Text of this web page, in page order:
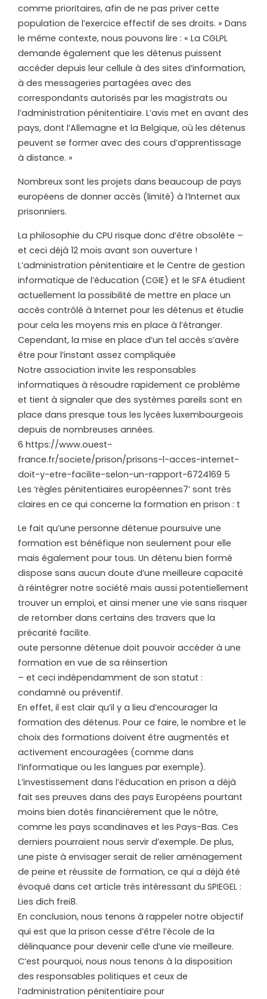
comme prioritaires, afin de ne pas priver cette
population de l’exercice effectif de ses droits. » Dans
le même contexte, nous pouvons lire : « La CGLPL
demande également que les détenus puissent
accéder depuis leur cellule à des sites d’information,
à des messageries partagées avec des
correspondants autorisés par les magistrats ou
l’administration pénitentiaire. L’avis met en avant des
pays, dont l’Allemagne et la Belgique, où les détenus
peuvent se former avec des cours d’apprentissage
à distance. »
Nombreux sont les projets dans beaucoup de pays
européens de donner accès (limité) à l’Internet aux
prisonniers.
La philosophie du CPU risque donc d’être obsolète –
et ceci déjà 12 mois avant son ouverture !
L’administration pénitentiaire et le Centre de gestion
informatique de l’éducation (CGIE) et le SFA étudient
actuellement la possibilité de mettre en place un
accès contrôlé à Internet pour les détenus et étudie
pour cela les moyens mis en place à l’étranger.
Cependant, la mise en place d’un tel accès s’avère
être pour l’instant assez compliquée
Notre association invite les responsables
informatiques à résoudre rapidement ce problème
et tient à signaler que des systèmes pareils sont en
place dans presque tous les lycées luxembourgeois
depuis de nombreuses années.
6 https://www.ouest-
france.fr/societe/prison/prisons-l-acces-internet-
doit-y-etre-facilite-selon-un-rapport-6724169 5
Les ‘règles pénitentiaires européennes7’ sont très
claires en ce qui concerne la formation en prison : t
Le fait qu’une personne détenue poursuive une
formation est bénéfique non seulement pour elle
mais également pour tous. Un détenu bien formé
dispose sans aucun doute d’une meilleure capacité
à réintégrer notre société mais aussi potentiellement
trouver un emploi, et ainsi mener une vie sans risquer
de retomber dans certains des travers que la
précarité facilite.
oute personne détenue doit pouvoir accéder à une
formation en vue de sa réinsertion
– et ceci indépendamment de son statut :
condamné ou préventif.
En effet, il est clair qu’il y a lieu d’encourager la
formation des détenus. Pour ce faire, le nombre et le
choix des formations doivent être augmentés et
activement encouragées (comme dans
l’informatique ou les langues par exemple).
L’investissement dans l’éducation en prison a déjà
fait ses preuves dans des pays Européens pourtant
moins bien dotés financièrement que le nôtre,
comme les pays scandinaves et les Pays-Bas. Ces
derniers pourraient nous servir d’exemple. De plus,
une piste à envisager serait de relier aménagement
de peine et réussite de formation, ce qui a déjà été
évoqué dans cet article très intéressant du SPIEGEL :
Lies dich frei8.
En conclusion, nous tenons à rappeler notre objectif
qui est que la prison cesse d’être l’école de la
délinquance pour devenir celle d’une vie meilleure.
C’est pourquoi, nous nous tenons à la disposition
des responsables politiques et ceux de
l’administration pénitentiaire pour